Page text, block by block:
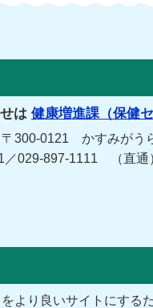
は 健康増進課（保健セ
300-0121 かすみがう
／029-897-1111 （直通
より良いサイトにする